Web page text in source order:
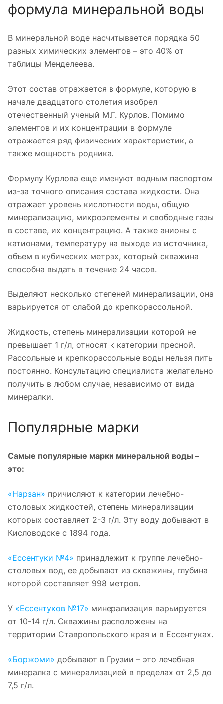
формула минеральной воды
В минеральной воде насчитывается порядка 50
разных химических элементов – это 40% от
таблицы Менделеева.
Этот состав отражается в формуле, которую в
начале двадцатого столетия изобрел
отечественный ученый М.Г. Курлов. Помимо
элементов и их концентрации в формуле
отражается ряд физических характеристик, а
также мощность родника.
Формулу Курлова еще именуют водным паспортом
из-за точного описания состава жидкости. Она
отражает уровень кислотности воды, общую
минерализацию, микроэлементы и свободные газы
в составе, их концентрацию. А также анионы с
катионами, температуру на выходе из источника,
объем в кубических метрах, который скважина
способна выдать в течение 24 часов.
Выделяют несколько степеней минерализации, она
варьируется от слабой до крепкорассольной.
Жидкость, степень минерализации которой не
превышает 1 г/л, относят к категории пресной.
Рассольные и крепкорассольные воды нельзя пить
постоянно. Консультацию специалиста желательно
получить в любом случае, независимо от вида
минералки.
Популярные марки
Самые популярные марки минеральной воды –
это:
«Нарзан» причисляют к категории лечебно-
столовых жидкостей, степень минерализации
которых составляет 2-3 г/л. Эту воду добывают в
Кисловодске с 1894 года.
«Ессентуки №4» принадлежит к группе лечебно-
столовых вод, ее добывают из скважины, глубина
которой составляет 998 метров.
У «Ессентуков №17» минерализация варьируется
от 10-14 г/л. Скважины расположены на
территории Ставропольского края и в Ессентуках.
«Боржоми» добывают в Грузии – это лечебная
минералка с минерализацией в пределах от 2,5 до
7,5 г/л.